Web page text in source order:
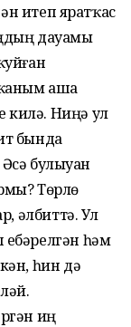
итеп яратҡас
дауамы
аша
килә. Ниңә ул
бында
булыуҙан
Төрлө
әлбиттә. Ул
һәм
һин дә
иң